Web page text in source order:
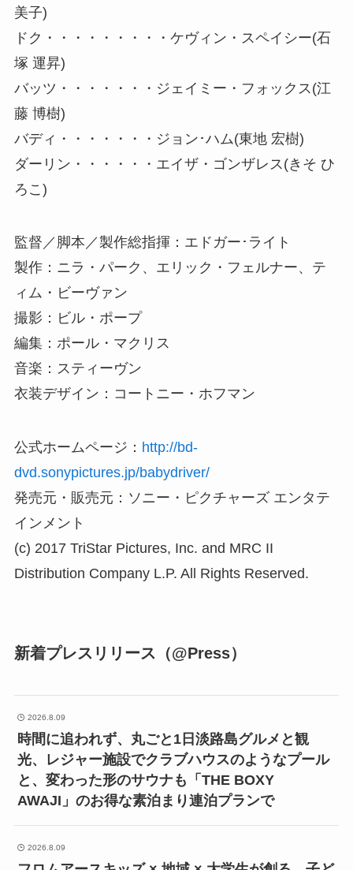
美子)
ドク・・・・・・・・・ケヴィン・スペイシー(石
塚 運昇)
バッツ・・・・・・・ジェイミー・フォックス(江
藤 博樹)
バディ・・・・・・・ジョン･ハム(東地 宏樹)
ダーリン・・・・・・エイザ・ゴンザレス(きそ ひ
ろこ)
監督／脚本／製作総指揮：エドガー･ライト
製作：ニラ・パーク、エリック・フェルナー、テ
ィム・ビーヴァン
撮影：ビル・ポープ
編集：ポール・マクリス
音楽：スティーヴン
衣装デザイン：コートニー・ホフマン
公式ホームページ： http://bd-
dvd.sonypictures.jp/babydriver/
発売元・販売元：ソニー・ピクチャーズ エンタテ
インメント
(c) 2017 TriStar Pictures, Inc. and MRC II
Distribution Company L.P. All Rights Reserved.
新着プレスリリース（@Press）
2026.8.09
時間に追われず、丸ごと1日淡路島グルメと観
光、レジャー施設でクラブハウスのようなプール
と、変わった形のサウナも「THE BOXY
AWAJI」のお得な素泊まり連泊プランで
2026.8.09